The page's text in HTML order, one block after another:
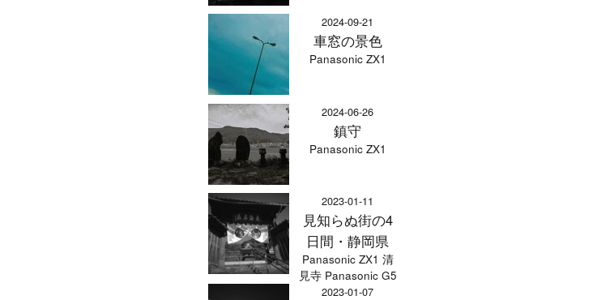
2024-09-21
車窓の景色
Panasonic ZX1
2024-06-26
鎮守
Panasonic ZX1
2023-01-11
見知らぬ街の4
日間・静岡県
Panasonic ZX1 清
見寺 Panasonic G5
2023-01-07